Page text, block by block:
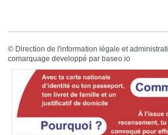
© Direction de l'information légale et
comarquage developpé par baseo.io